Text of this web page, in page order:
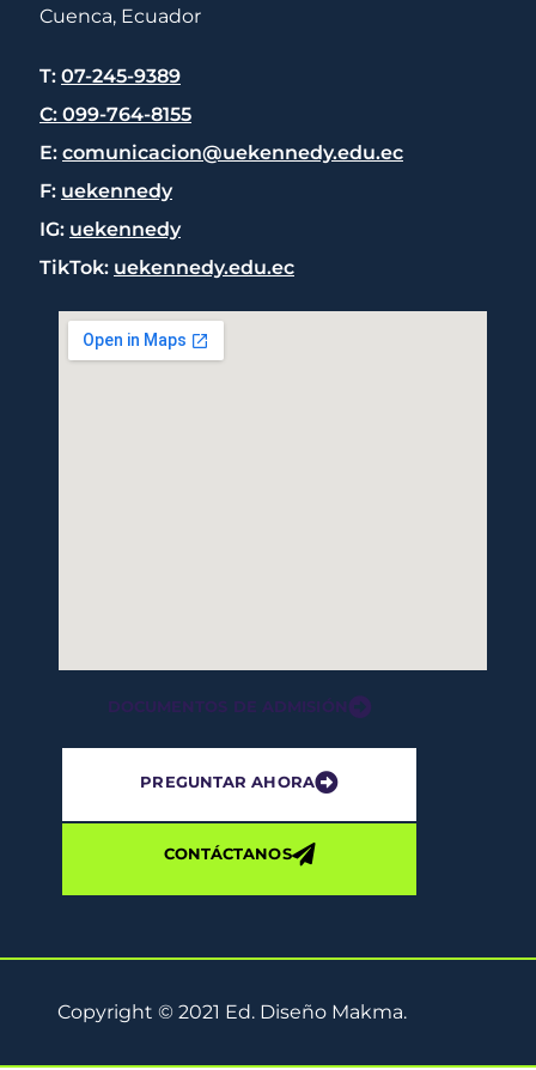
Cuenca, Ecuador
T: 07-245-9389
C: 099-764-8155
E: comunicacion@uekennedy.edu.ec
F: uekennedy
IG: uekennedy
TikTok: uekennedy.edu.ec
DOCUMENTOS DE ADMISIÓN
PREGUNTAR AHORA
CONTÁCTANOS
Copyright © 2021 Ed. Diseño Makma.